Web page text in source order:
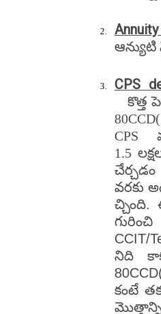
ఆన్యుటి
CPS
కొత్త
CPS
1.5
వరకు
చ్చింది.
CCIT/
నిది
కంటే